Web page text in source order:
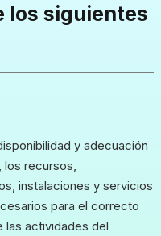
los siguientes
y adecuación
recursos,
instalaciones y servicios
para el correcto
las actividades del